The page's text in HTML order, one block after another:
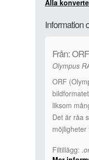
Alla
Information
Från: ORF
Olympus
ORF
liksom
Det är råa
Filtillägg: